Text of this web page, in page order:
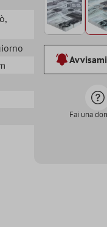
,
Fai una